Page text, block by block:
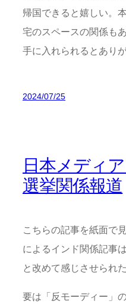
帰国できると嬉しい。
宅のスペースの関係も
手に入れられるとありが
2024/07/25
日本メディ
選挙関係報道
こちらの記事を紙面で
によるインド関係記事
と改めて感じさせられた
要は「反モーディー」